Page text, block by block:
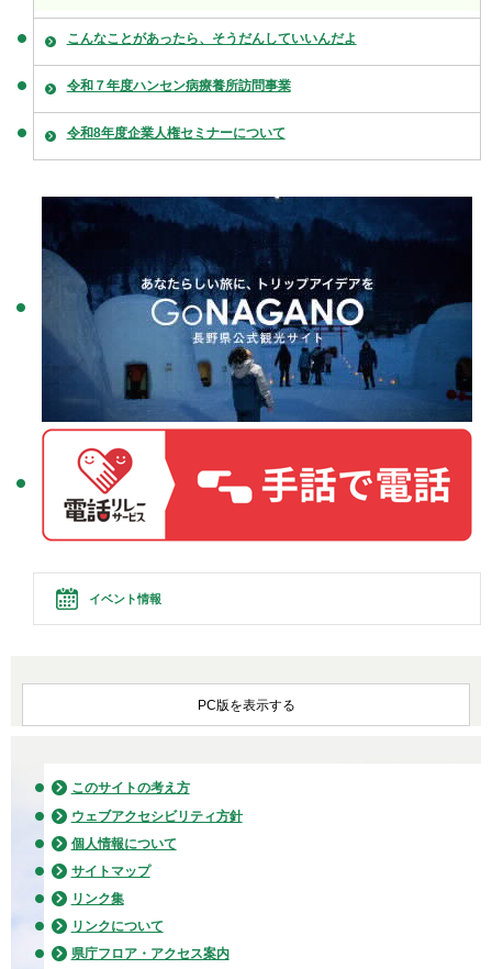
こんなことがあったら、そうだんしていいんだよ
令和７年度ハンセン病療養所訪問事業
令和8年度企業人権セミナーについて
イベント情報
PC版を表示する
このサイトの考え方
ウェブアクセシビリティ方針
個人情報について
サイトマップ
リンク集
リンクについて
県庁フロア・アクセス案内